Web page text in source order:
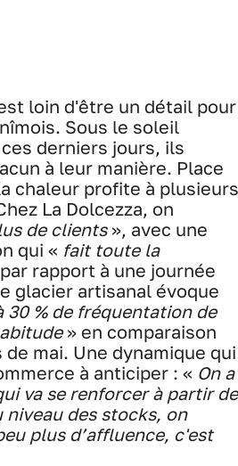
loin d'être un détail pour
Sous le soleil
derniers jours, ils
à leur manière. Place
chaleur profite à plusieurs
La Dolcezza, on
de clients», avec une
qui « fait toute la
rapport à une journée
glacier artisanal évoque
30 % de fréquentation de
» en comparaison
de mai. Une dynamique qui
à anticiper : « On a
va se renforcer à partir de
niveau des stocks, on
plus d’affluence, c'est